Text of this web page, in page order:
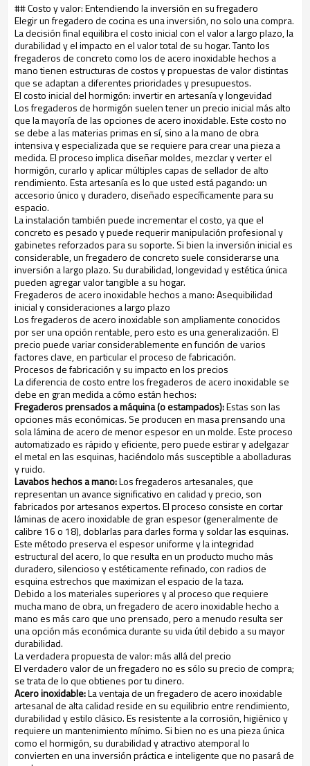
## Costo y valor: Entendiendo la inversión en su fregadero
Elegir un fregadero de cocina es una inversión, no solo una compra.
La decisión final equilibra el costo inicial con el valor a largo plazo, la
durabilidad y el impacto en el valor total de su hogar. Tanto los
fregaderos de concreto como los de acero inoxidable hechos a
mano tienen estructuras de costos y propuestas de valor distintas
que se adaptan a diferentes prioridades y presupuestos.
El costo inicial del hormigón: invertir en artesanía y longevidad
Los fregaderos de hormigón suelen tener un precio inicial más alto
que la mayoría de las opciones de acero inoxidable. Este costo no
se debe a las materias primas en sí, sino a la mano de obra
intensiva y especializada que se requiere para crear una pieza a
medida. El proceso implica diseñar moldes, mezclar y verter el
hormigón, curarlo y aplicar múltiples capas de sellador de alto
rendimiento. Esta artesanía es lo que usted está pagando: un
accesorio único y duradero, diseñado específicamente para su
espacio.
La instalación también puede incrementar el costo, ya que el
concreto es pesado y puede requerir manipulación profesional y
gabinetes reforzados para su soporte. Si bien la inversión inicial es
considerable, un fregadero de concreto suele considerarse una
inversión a largo plazo. Su durabilidad, longevidad y estética única
pueden agregar valor tangible a su hogar.
Fregaderos de acero inoxidable hechos a mano: Asequibilidad
inicial y consideraciones a largo plazo
Los fregaderos de acero inoxidable son ampliamente conocidos
por ser una opción rentable, pero esto es una generalización. El
precio puede variar considerablemente en función de varios
factores clave, en particular el proceso de fabricación.
Procesos de fabricación y su impacto en los precios
La diferencia de costo entre los fregaderos de acero inoxidable se
debe en gran medida a cómo están hechos:
Fregaderos prensados a máquina (o estampados):Estas son las
opciones más económicas. Se producen en masa prensando una
sola lámina de acero de menor espesor en un molde. Este proceso
automatizado es rápido y eficiente, pero puede estirar y adelgazar
el metal en las esquinas, haciéndolo más susceptible a abolladuras
y ruido.
Lavabos hechos a mano:Los fregaderos artesanales, que
representan un avance significativo en calidad y precio, son
fabricados por artesanos expertos. El proceso consiste en cortar
láminas de acero inoxidable de gran espesor (generalmente de
calibre 16 o 18), doblarlas para darles forma y soldar las esquinas.
Este método preserva el espesor uniforme y la integridad
estructural del acero, lo que resulta en un producto mucho más
duradero, silencioso y estéticamente refinado, con radios de
esquina estrechos que maximizan el espacio de la taza.
Debido a los materiales superiores y al proceso que requiere
mucha mano de obra, un fregadero de acero inoxidable hecho a
mano es más caro que uno prensado, pero a menudo resulta ser
una opción más económica durante su vida útil debido a su mayor
durabilidad.
La verdadera propuesta de valor: más allá del precio
El verdadero valor de un fregadero no es sólo su precio de compra;
se trata de lo que obtienes por tu dinero.
Acero inoxidable:La ventaja de un fregadero de acero inoxidable
artesanal de alta calidad reside en su equilibrio entre rendimiento,
durabilidad y estilo clásico. Es resistente a la corrosión, higiénico y
requiere un mantenimiento mínimo. Si bien no es una pieza única
como el hormigón, su durabilidad y atractivo atemporal lo
convierten en una inversión práctica e inteligente que no pasará de